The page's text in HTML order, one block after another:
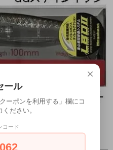
×
ール
ーポンを利用する」欄にコ
ださい。
コード